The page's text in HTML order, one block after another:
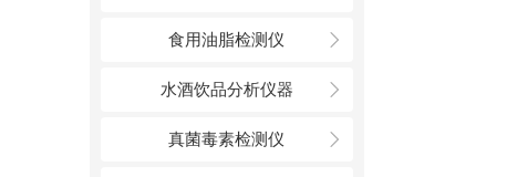
食用油脂检测仪
水酒饮品分析仪器
真菌毒素检测仪